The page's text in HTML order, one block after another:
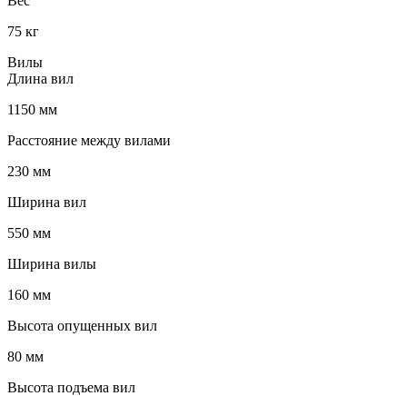
75 кг
Вилы
Длина вил
1150 мм
Расстояние между вилами
230 мм
Ширина вил
550 мм
Ширина вилы
160 мм
Высота опущенных вил
80 мм
Высота подъема вил